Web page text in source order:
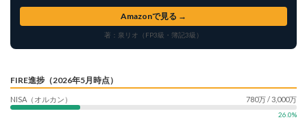
Amazonで見る →
著：泉リオ（FP3級・簿記3級）
FIRE進捗（2026年5月時点）
NISA（オルカン） 780万 / 3,000万
26.0%